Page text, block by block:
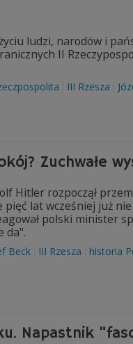
ludzi, narodów i
II
III Rzesza
Zuchwałe
Hitler rozpoczął
pięć lat wcześniej już
polski minister
da".
Beck III Rzesza historia
Napastnik